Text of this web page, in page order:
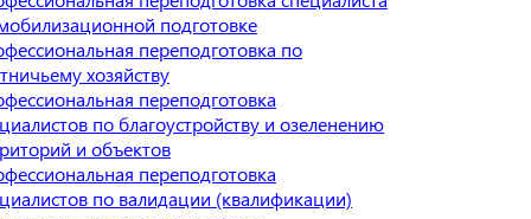
подготовке
переподготовка по
хозяйству
переподготовка
по благоустройству и озеленению
и объектов
переподготовка
по валидации (квалификации)